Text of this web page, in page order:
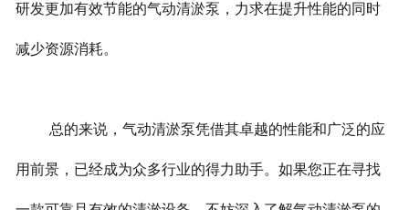
研发更加有效节能的气动清淤泵，力求在提升性能的同时
减少资源消耗。
总的来说，气动清淤泵凭借其卓越的性能和广泛的应
用前景，已经成为众多行业的得力助手。如果您正在寻找